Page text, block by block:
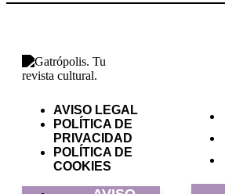
AVISO LEGAL
POLÍTICA DE
PRIVACIDAD
POLÍTICA DE
COOKIES